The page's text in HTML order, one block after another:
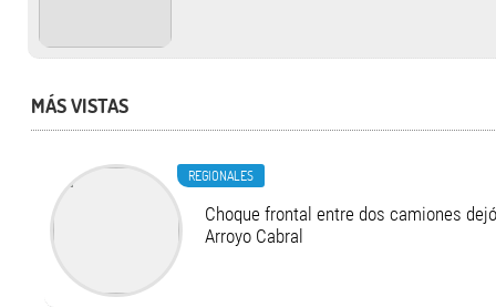
MÁS VISTAS
REGIONALES
Choque frontal entre dos camiones
Arroyo Cabral